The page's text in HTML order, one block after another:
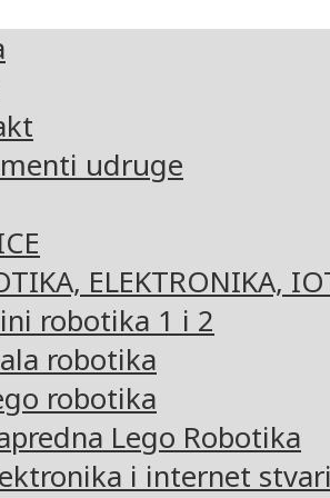
udruge
ELEKTRONIKA,
robotika 1 i 2
robotika
robotika
Lego Robotika
i internet